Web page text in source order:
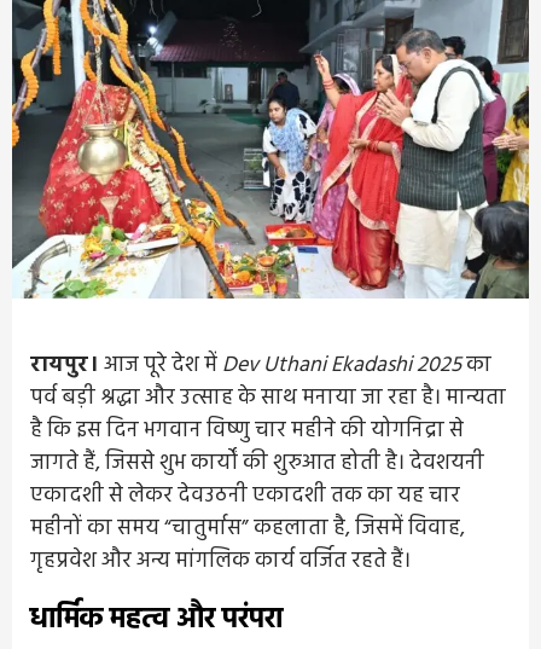
रायपुर। आज पूरे देश मेंDev Uthani Ekadashi 2025का
पर्व बड़ी श्रद्धा और उत्साह के साथ मनाया जा रहा है। मान्यता
है कि इस दिन भगवान विष्णु चार महीने की योगनिद्रा से
जागते हैं, जिससे शुभ कार्यों की शुरुआत होती है। देवशयनी
एकादशी से लेकर देवउठनी एकादशी तक का यह चार
महीनों का समय “चातुर्मास” कहलाता है, जिसमें विवाह,
गृहप्रवेश और अन्य मांगलिक कार्य वर्जित रहते हैं।
धार्मिक महत्व और परंपरा